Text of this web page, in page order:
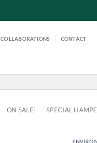
COLLABORATIONS CONTACT
ON SALE! SPECIAL